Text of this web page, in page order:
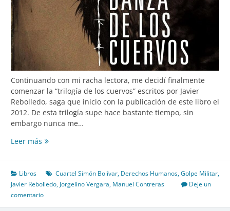
Continuando con mi racha lectora, me decidí finalmente
comenzar la “trilogía de los cuervos” escritos por Javier
Rebolledo, saga que inicio con la publicación de este libro el
2012. De esta trilogía supe hace bastante tiempo, sin
embargo nunca me…
Leer más La
los
cuervos:
El
mocito
Libros Cuartel Simón Bolívar, Derechos Humanos,Golpe Militar,
Javier Rebolledo, Jorgelino Vergara, Manuel Contreras
Deje un
comentario